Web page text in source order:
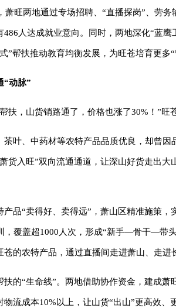
萧旺两地通过专场招聘、“直播探岗”、劳
486人达成就业意向。同时，两地深化“蓝
”帮扶推动教育均衡发展，为旺苍培育更多
“动脉”
扶，山货销路通了，价格也涨了30%！”
茶叶、中药材等农特产品品质优良，却曾
货入旺”双向流通通道，让深山好货走出
产品“卖得好、卖得远”，萧山区精准施策
，覆盖超1000人次，形成“新手—骨干—带
苍的农特产品，通过直播间走进萧山、走进
扶的“生命线”。两地借助协作资金，建成
物流成本10%以上，让山货“出山”更高效